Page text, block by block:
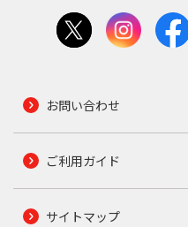
お問い合わせ
ご利用ガイド
サイトマップ